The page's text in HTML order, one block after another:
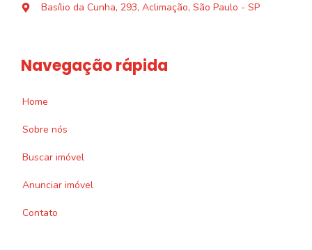
Basílio da Cunha, 293, Aclimação, São Paulo - SP
Navegação rápida
Home
Sobre nós
Buscar imóvel
Anunciar imóvel
Contato